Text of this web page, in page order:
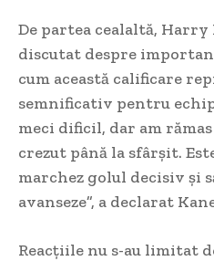
De partea cealaltă, Harry
discutat despre
cum această calificare
semnificativ pentru
meci dificil, dar am
crezut până la sfârșit.
marchez golul decisiv și
avanseze”, a declarat
Reacțiile nu s-au limitat